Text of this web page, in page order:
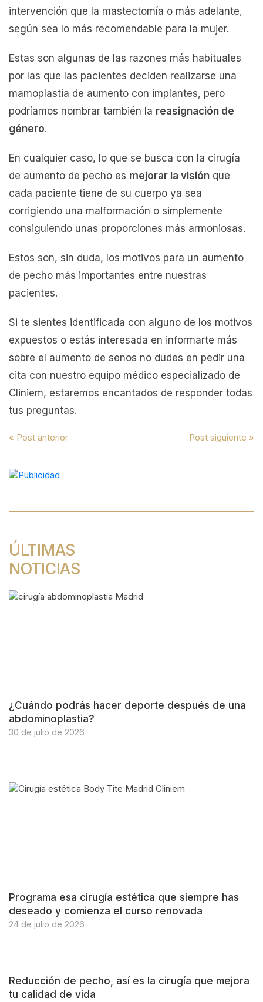
intervención que la mastectomía o más adelante,
según sea lo más recomendable para la mujer.
Estas son algunas de las razones más habituales
por las que las pacientes deciden realizarse una
mamoplastia de aumento con implantes, pero
podríamos nombrar también la reasignación de
género.
En cualquier caso, lo que se busca con la cirugía
de aumento de pecho es mejorar la visión que
cada paciente tiene de su cuerpo ya sea
corrigiendo una malformación o simplemente
consiguiendo unas proporciones más armoniosas.
Estos son, sin duda, los motivos para un aumento
de pecho más importantes entre nuestras
pacientes.
Si te sientes identificada con alguno de los motivos
expuestos o estás interesada en informarte más
sobre el aumento de senos no dudes en pedir una
cita con nuestro equipo médico especializado de
Cliniem, estaremos encantados de responder todas
tus preguntas.
Navegación
de
entradas
« Post anterior Post siguiente »
ÚLTIMAS
NOTICIAS
¿Cuándo podrás hacer deporte después de una
abdominoplastia?
30 de julio de 2026
Programa esa cirugía estética que siempre has
deseado y comienza el curso renovada
24 de julio de 2026
Reducción de pecho, así es la cirugía que mejora
tu calidad de vida